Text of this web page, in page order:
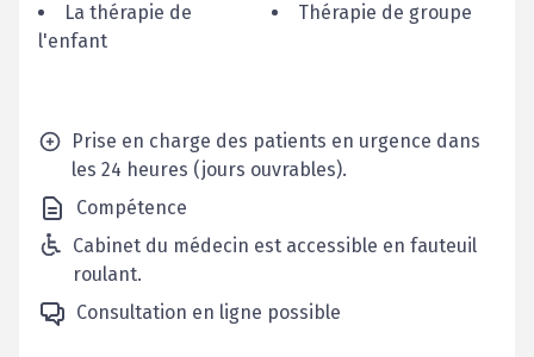
La thérapie de
l'enfant
Thérapie de groupe
Prise en charge des patients en urgence dans
les 24 heures (jours ouvrables).
Compétence
Cabinet du médecin est accessible en fauteuil
roulant.
Consultation en ligne possible